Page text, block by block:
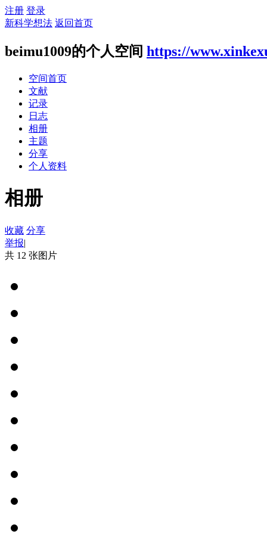
注册 登录
新科学想法 返回首页
beimu1009的个人空间 https://
空间首页
文献
记录
日志
相册
主题
分享
个人资料
相册
收藏 分享
举报|
共 12 张图片